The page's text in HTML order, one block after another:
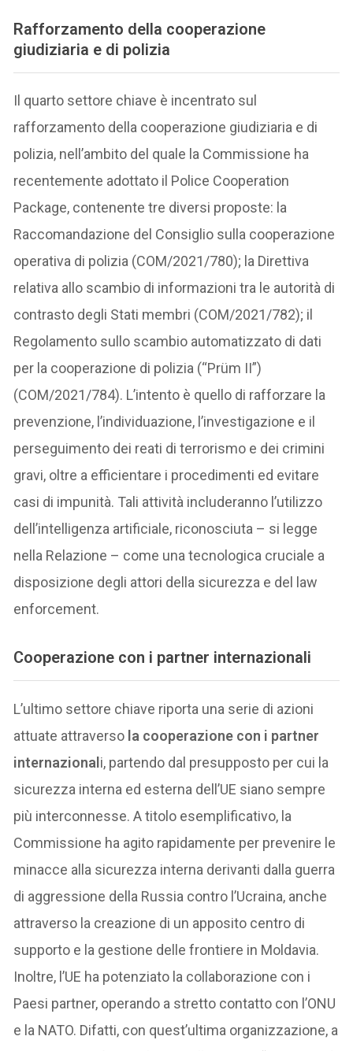
Rafforzamento della cooperazione
giudiziaria e di polizia
Il quarto settore chiave è incentrato sul
rafforzamento della cooperazione giudiziaria e di
polizia, nell’ambito del quale la Commissione ha
recentemente adottato il Police Cooperation
Package, contenente tre diversi proposte: la
Raccomandazione del Consiglio sulla cooperazione
operativa di polizia (COM/2021/780); la Direttiva
relativa allo scambio di informazioni tra le autorità di
contrasto degli Stati membri (COM/2021/782); il
Regolamento sullo scambio automatizzato di dati
per la cooperazione di polizia (“Prüm II”)
(COM/2021/784). L’intento è quello di rafforzare la
prevenzione, l’individuazione, l’investigazione e il
perseguimento dei reati di terrorismo e dei crimini
gravi, oltre a efficientare i procedimenti ed evitare
casi di impunità. Tali attività includeranno l’utilizzo
dell’intelligenza artificiale, riconosciuta – si legge
nella Relazione – come una tecnologica cruciale a
disposizione degli attori della sicurezza e del law
enforcement.
Cooperazione con i partner internazionali
L’ultimo settore chiave riporta una serie di azioni
attuate attraverso la cooperazione con i partner
internazional i, partendo dal presupposto per cui la
sicurezza interna ed esterna dell’UE siano sempre
più interconnesse. A titolo esemplificativo, la
Commissione ha agito rapidamente per prevenire le
minacce alla sicurezza interna derivanti dalla guerra
di aggressione della Russia contro l’Ucraina, anche
attraverso la creazione di un apposito centro di
supporto e la gestione delle frontiere in Moldavia.
Inoltre, l’UE ha potenziato la collaborazione con i
Paesi partner, operando a stretto contatto con l’ONU
e la NATO. Difatti, con quest’ultima organizzazione, a